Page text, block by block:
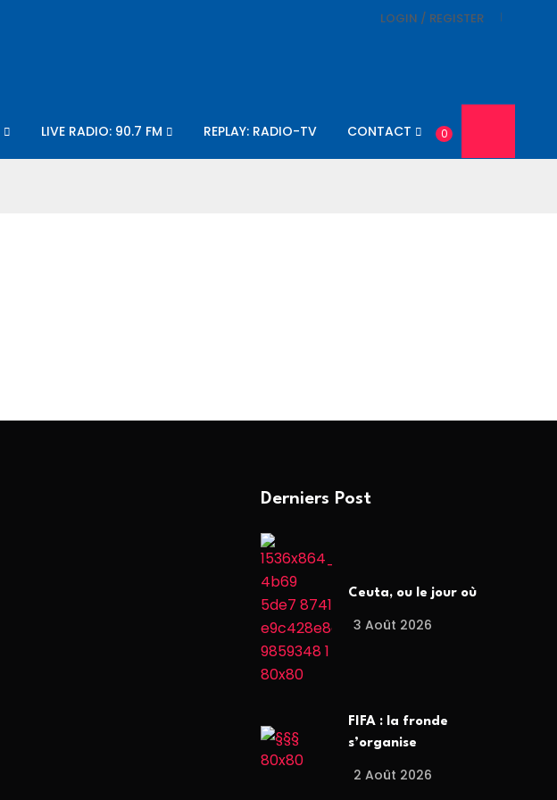
LOGIN / REGISTER
LIVE RADIO: 90.7 FM REPLAY: RADIO-TV CONTACT 0
Derniers Post
Ceuta, ou le jour où
3 Août 2026
FIFA : la fronde
s’organise
2 Août 2026